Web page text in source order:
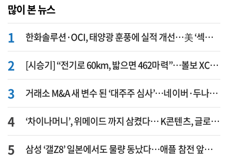
많이 본 뉴스
한화솔루션·OCI, 태양광 훈풍에 실적 개선…美 ‘섹션232’ 최대 변수
[시승기] “전기로 60km, 밟으면 462마력”…볼보 XC60 T8의 두 얼굴
거래소 M&A 새 변수 된 ‘대주주 심사’…네이버·두나무 결합도 영향권
‘차이나머니’, 위메이드 까지 삼켰다… K콘텐츠, 글로벌 확장에도 中 투자 ‘경계령’
삼성 ‘갤Z8’ 일본에서도 물량 동났다…애플 참전 앞두고 선두 수성 ‘시험대’